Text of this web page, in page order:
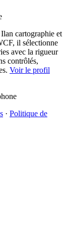
cartographie et
il sélectionne
avec la rigueur
contrôlés,
Voir le profil
· Politique de